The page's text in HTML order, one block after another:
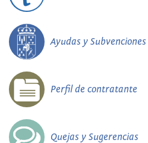
Ayudas y Subvenciones
Perfil de contratante
Quejas y Sugerencias